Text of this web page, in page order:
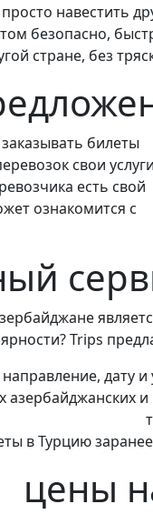
безопасно,
стране, без
билеты
свои услуги
есть свой
ознакомится с
Trips
дату
в Турцию
цены